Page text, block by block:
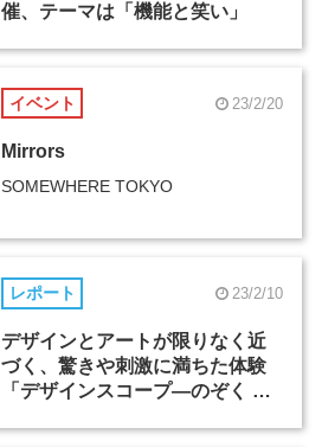
催、テーマは「機能と笑い」
イベント 23/2/20
Mirrors
SOMEWHERE TOKYO
レポート 23/2/10
デザインとアートが限りなく近
づく、驚きや刺激に満ちた体験
「デザインスコープ―のぞく ふ